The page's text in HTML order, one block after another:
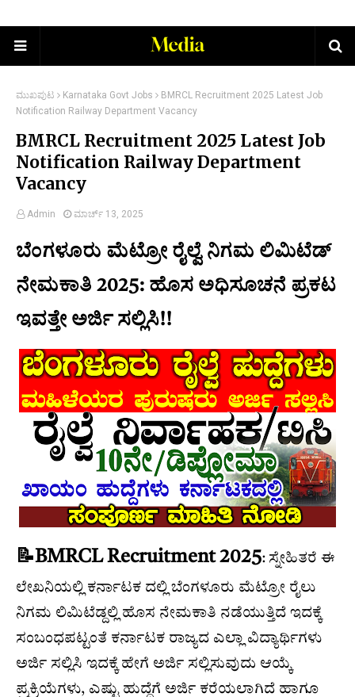
ಮುಖಪುಟ Karnataka Govt Jobs
BMRCL Recruitment 2025 Latest Job
Notification Railway Department Vacancy
BMRCL Recruitment 2025 Latest Job
Notification Railway Department
Vacancy
Admin ಮಾರ್ಚ್ 13, 2025
ಬೆಂಗಳೂರು ಮೆಟ್ರೋ ರೈಲ್ವೆ ನಿಗಮ ಲಿಮಿಟೆಡ್
ನೇಮಕಾತಿ 2025: ಹೊಸ ಅಧಿಸೂಚನೆ ಪ್ರಕಟ
ಇವತ್ತೇ ಅರ್ಜಿ ಸಲ್ಲಿಸಿ!!
📝BMRCL Recruitment 2025: ಸ್ನೇಹಿತರೆ ಈ
ಲೇಖನಿಯಲ್ಲಿ ಕರ್ನಾಟಕ ದಲ್ಲಿ ಬೆಂಗಳೂರು ಮೆಟ್ರೋ ರೈಲು
ನಿಗಮ ಲಿಮಿಟೆಡ್ದಲ್ಲಿ ಹೊಸ ನೇಮಕಾತಿ ನಡೆಯುತ್ತಿದೆ ಇದಕ್ಕೆ
ಸಂಬಂಧಪಟ್ಟಂತೆ ಕರ್ನಾಟಕ ರಾಜ್ಯದ ಎಲ್ಲಾ ವಿದ್ಯಾರ್ಥಿಗಳು
ಅರ್ಜಿ ಸಲ್ಲಿಸಿ ಇದಕ್ಕೆ ಹೇಗೆ ಅರ್ಜಿ ಸಲ್ಲಿಸುವುದು ಆಯ್ಕೆ
ಪ್ರಕ್ರಿಯೆಗಳು, ಎಷ್ಟು ಹುದ್ದೆಗೆ ಅರ್ಜಿ ಕರೆಯಲಾಗಿದೆ ಹಾಗೂ